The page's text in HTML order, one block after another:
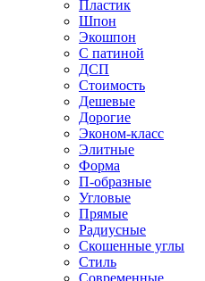
Пластик
Шпон
Экошпон
С патиной
ДСП
Стоимость
Дешевые
Дорогие
Эконом-класс
Элитные
Форма
П-образные
Угловые
Прямые
Радиусные
Скошенные углы
Стиль
Современные